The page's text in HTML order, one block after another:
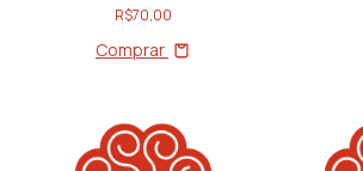
R$70,00
Comprar